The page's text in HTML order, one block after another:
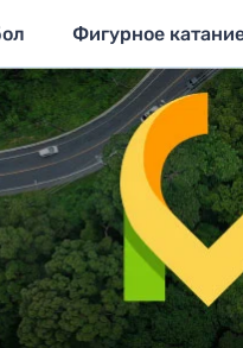
Фигурное